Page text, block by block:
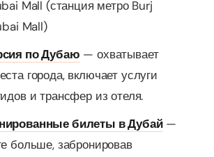
Mall (станция метро Burj
Mall)
по Дубаю — охватывает
города, включает услуги
и трансфер из отеля.
билеты в Дубай—
больше, забронировав